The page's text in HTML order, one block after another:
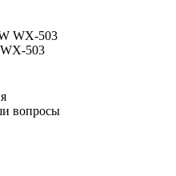
503
вопросы